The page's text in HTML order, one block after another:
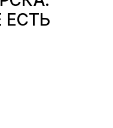
ЕСТЬ